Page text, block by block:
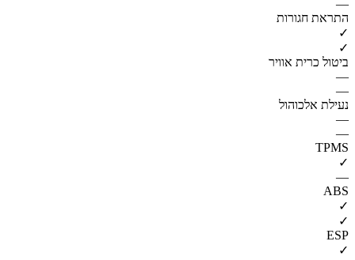
—
התראת חגורות
✓
✓
ביטול כרית אוויר
—
—
נעילת אלכוהול
—
—
TPMS
✓
—
ABS
✓
✓
ESP
✓